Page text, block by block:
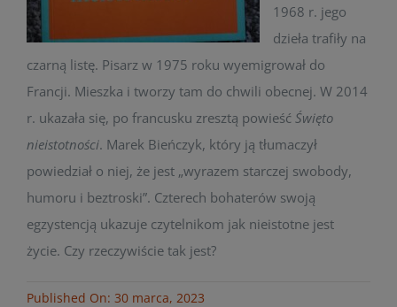
1968 r. jego
dzieła trafiły na
czarną listę. Pisarz w 1975 roku wyemigrował do
Francji. Mieszka i tworzy tam do chwili obecnej. W 2014
r. ukazała się, po francusku zresztą powieść Święto
nieistotności. Marek Bieńczyk, który ją tłumaczył
powiedział o niej, że jest „wyrazem starczej swobody,
humoru i beztroski”. Czterech bohaterów swoją
egzystencją ukazuje czytelnikom jak nieistotne jest
życie. Czy rzeczywiście tak jest?
Published On: 30 marca, 2023